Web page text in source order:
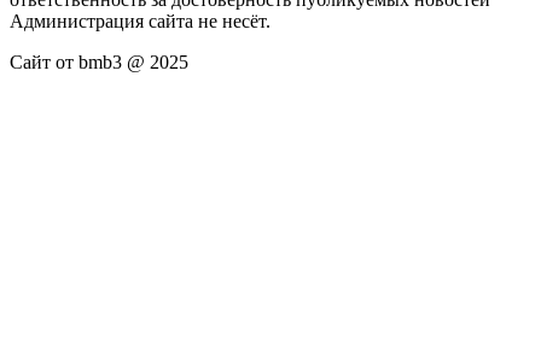
Администрация сайта не несёт.
Сайт от bmb3 @ 2025